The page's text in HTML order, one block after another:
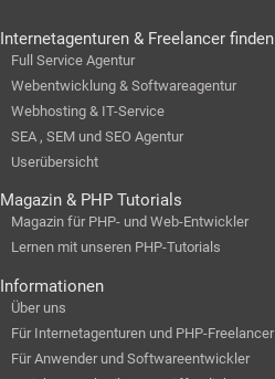
Internetagenturen & Freelancer finden
Full Service Agentur
Webentwicklung & Softwareagentur
Webhosting & IT-Service
SEA , SEM und SEO Agentur
Userübersicht
Magazin & PHP Tutorials
Magazin für PHP- und Web-Entwickler
Lernen mit unseren PHP-Tutorials
Informationen
Über uns
Für Internetagenturen und PHP-Freelancer
Für Anwender und Softwareentwickler